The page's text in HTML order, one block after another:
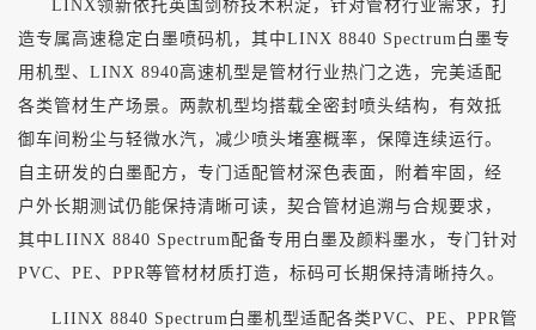
LINX领新依托英国剑桥技术积淀，针对管材行业需求，打
造专属高速稳定白墨喷码机，其中LINX 8840 Spectrum 白墨专
用机型、 LINX 8940高速机型是管材行业热门之选，完美适配
各类管材生产场景。两款机型均搭载全密封喷头结构，有效抵
御车间粉尘与轻微水汽，减少喷头堵塞概率，保障连续运行。
自主研发的白墨配方，专门适配管材深色表面，附着牢固，经
户外长期测试仍能保持清晰可读，契合管材追溯与合规要求，
其中LIINX 8840 Spectrum配备专用白墨及颜料墨水，专门针对
PVC、PE、PPR等管材材质打造，标码可长期保持清晰持久。
LIINX 8840 Spectrum 白墨机型适配各类PVC、PE、PPR管